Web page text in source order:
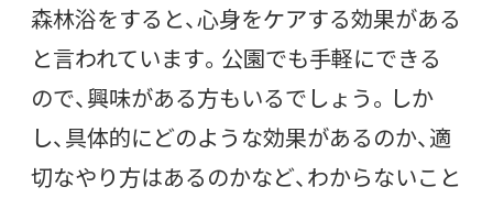
森林浴をすると、心身をケアする効果がある
と言われています。公園でも手軽にできる
ので、興味がある方もいるでしょう。しか
し、具体的にどのような効果があるのか、適
切なやり方はあるのかなど、わからないこと